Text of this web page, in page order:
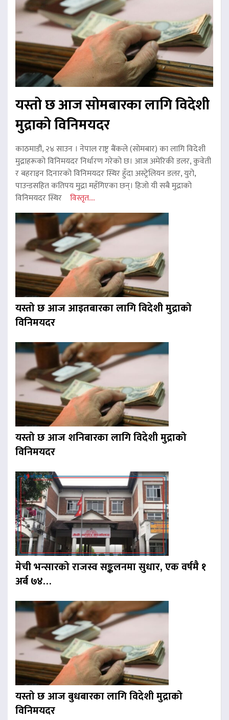
यस्तो छ आज सोमबारका लागि विदेशी
मुद्राको विनिमयदर
काठमाडौं, २४ साउन । नेपाल राष्ट्र बैंकले (सोमबार) का लागि विदेशी
मुद्राहरूको विनिमयदर निर्धारण गरेको छ। आज अमेरिकी डलर, कुवेती
र बहराइन दिनारको विनिमयदर स्थिर हुँदा अस्ट्रेलियन डलर, युरो,
पाउन्डसहित कतिपय मुद्रा महँगिएका छन्। हिजो यी सबै मुद्राको
विनिमयदर स्थिर विस्तृत....
यस्तो छ आज आइतबारका लागि विदेशी मुद्राको
विनिमयदर
यस्तो छ आज शनिबारका लागि विदेशी मुद्राको
विनिमयदर
मेची भन्सारको राजस्व सङ्कलनमा सुधार, एक वर्षमै १
अर्ब ७४…
यस्तो छ आज बुधबारका लागि विदेशी मुद्राको
विनिमयदर